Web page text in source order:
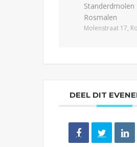
Standerdmolen
Rosmalen
Molenstraat 17,
DEEL DIT